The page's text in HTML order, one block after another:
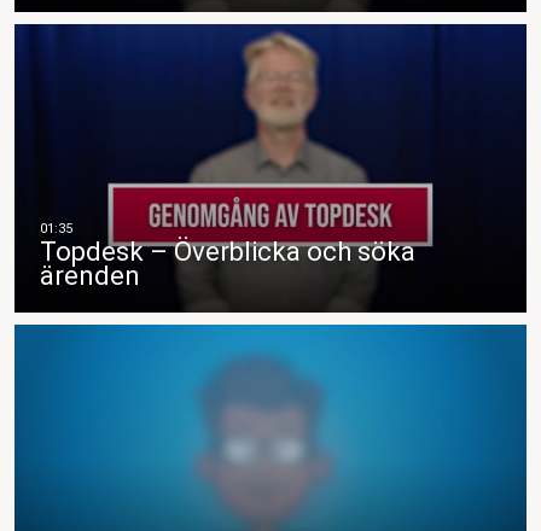
Topdesk – Överblicka och söka
ärenden